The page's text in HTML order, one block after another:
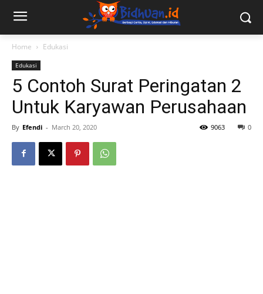
Home Edukasi
Edukasi
5 Contoh Surat Peringatan 2
Untuk Karyawan Perusahaan
By Efendi - March 20, 2020 0
9063